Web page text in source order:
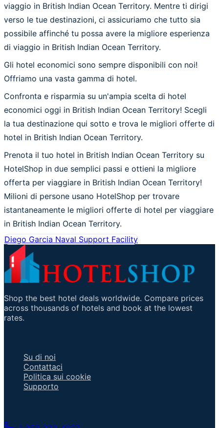
viaggio in British Indian Ocean Territory. Mentre ti dirigi
verso le tue destinazioni, ci assicuriamo che tutto sia
possibile affinché tu possa avere la migliore esperienza
di viaggio in British Indian Ocean Territory.
Gli hotel economici sono sempre disponibili con noi!
Offriamo una vasta gamma di hotel.
Confronta e risparmia su un'ampia scelta di hotel
economici oggi in British Indian Ocean Territory! Scegli
la tua destinazione qui sotto e trova le migliori offerte di
hotel in British Indian Ocean Territory.
Prenota il tuo hotel in British Indian Ocean Territory su
HotelShop in due semplici passi e ottieni la migliore
offerta per viaggiare in British Indian Ocean Territory!
Milioni di persone usano HotelShop per trovare
istantaneamente le migliori offerte di hotel per viaggiare
in British Indian Ocean Territory.
Diego Garcia Naval Support Facility
Shop the best hotel deals worldwide. Compare prices
across thousands of hotels and book at the lowest
rates.
Su di noi
Contattaci
Politica sui cookie
Supporto